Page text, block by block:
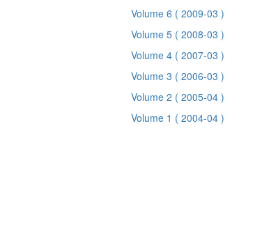
Volume 6 ( 2009-03 )
Volume 5 ( 2008-03 )
Volume 4 ( 2007-03 )
Volume 3 ( 2006-03 )
Volume 2 ( 2005-04 )
Volume 1 ( 2004-04 )